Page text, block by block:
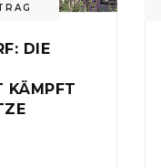
DIE
KÄMPFT